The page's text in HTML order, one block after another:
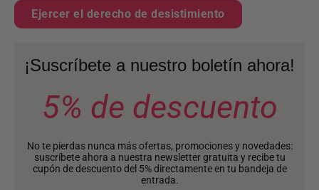
Ejercer el derecho de desistimiento
¡Suscríbete a nuestro boletín ahora!
5% de descuento
No te pierdas nunca más ofertas, promociones y novedades:
suscríbete ahora a nuestra newsletter gratuita y recibe tu
cupón de descuento del 5% directamente en tu bandeja de
entrada.